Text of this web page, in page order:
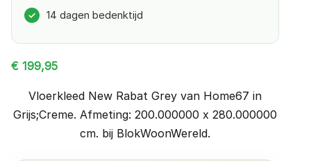
✓ 14 dagen bedenktijd
€ 199,95
Vloerkleed New Rabat Grey van Home67 in
Grijs;Creme. Afmeting: 200.000000 x 280.000000
cm. bij BlokWoonWereld.